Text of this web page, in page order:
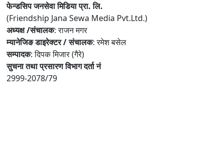
फेन्डसिप जनसेवा मिडिया प्रा. लि.
(Friendship Jana Sewa Media Pvt.Ltd.)
अध्यक्ष /संचालक: राजन मगर
म्यानेजिङ डाइरेक्टर / संचालक: रमेश बसेल
सम्पादक: दिपक मिजार (गैरे)
सुचना तथा प्रसारण विभाग दर्ता नं
2999-2078/79